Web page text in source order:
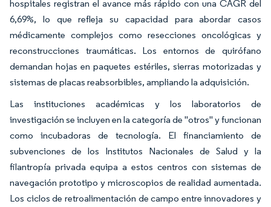
hospitales registran el avance más rápido con una CAGR del
6,69%, lo que refleja su capacidad para abordar casos
médicamente complejos como resecciones oncológicas y
reconstrucciones traumáticas. Los entornos de quirófano
demandan hojas en paquetes estériles, sierras motorizadas y
sistemas de placas reabsorbibles, ampliando la adquisición.
Las instituciones académicas y los laboratorios de
investigación se incluyen en la categoría de "otros" y funcionan
como incubadoras de tecnología. El financiamiento de
subvenciones de los Institutos Nacionales de Salud y la
filantropía privada equipa a estos centros con sistemas de
navegación prototipo y microscopios de realidad aumentada.
Los ciclos de retroalimentación de campo entre innovadores y